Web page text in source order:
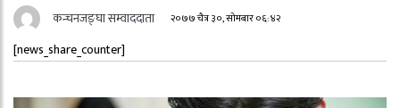
कन्चनजङ्घा सम्वाददाता २०७७ चैत्र ३०, सोमबार ०६:४२
[news_share_counter]